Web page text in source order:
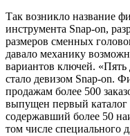
Так возникло название
инструмента Snap-on,
размеров сменных
давало механику
вариантов ключей. «Пять
стало девизом Snap-on.
продажам более 500
выпущен первый каталог
содержавший более 50
том числе специального